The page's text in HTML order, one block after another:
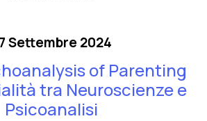
Settembre 2024
of Parenting
tra Neuroscienze e
Psicoanalisi